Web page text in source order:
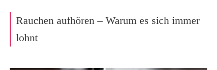
Rauchen aufhören – Warum es sich immer
lohnt